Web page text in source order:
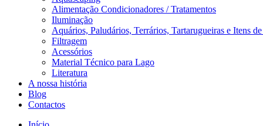
Alimentação Condicionadores / Tratamentos
Iluminação
Aquários, Paludários, Terrários, Tartarugueiras e Itens
Filtragem
Acessórios
Material Técnico para Lago
Literatura
A nossa história
Blog
Contactos